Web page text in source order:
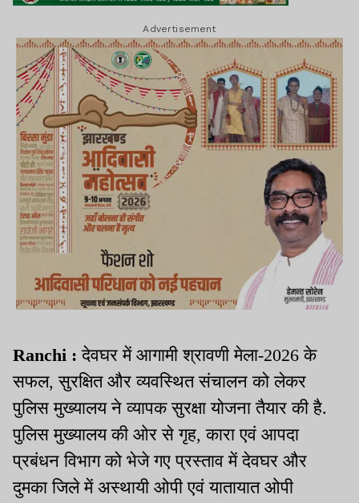
Advertisement
Ranchi : देवघर में आगामी श्रावणी मेला-2026 के
सफल, सुरक्षित और व्यवस्थित संचालन को लेकर
पुलिस मुख्यालय ने व्यापक सुरक्षा योजना तैयार की है.
पुलिस मुख्यालय की ओर से गृह, कारा एवं आपदा
प्रबंधन विभाग को भेजे गए प्रस्ताव में देवघर और
दुमका जिले में अस्थायी ओपी एवं यातायात ओपी